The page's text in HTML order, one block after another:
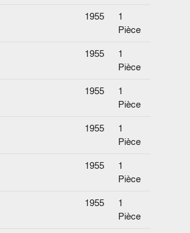
1955
1
Pièce
1955
1
Pièce
1955
1
Pièce
1955
1
Pièce
1955
1
Pièce
1955
1
Pièce